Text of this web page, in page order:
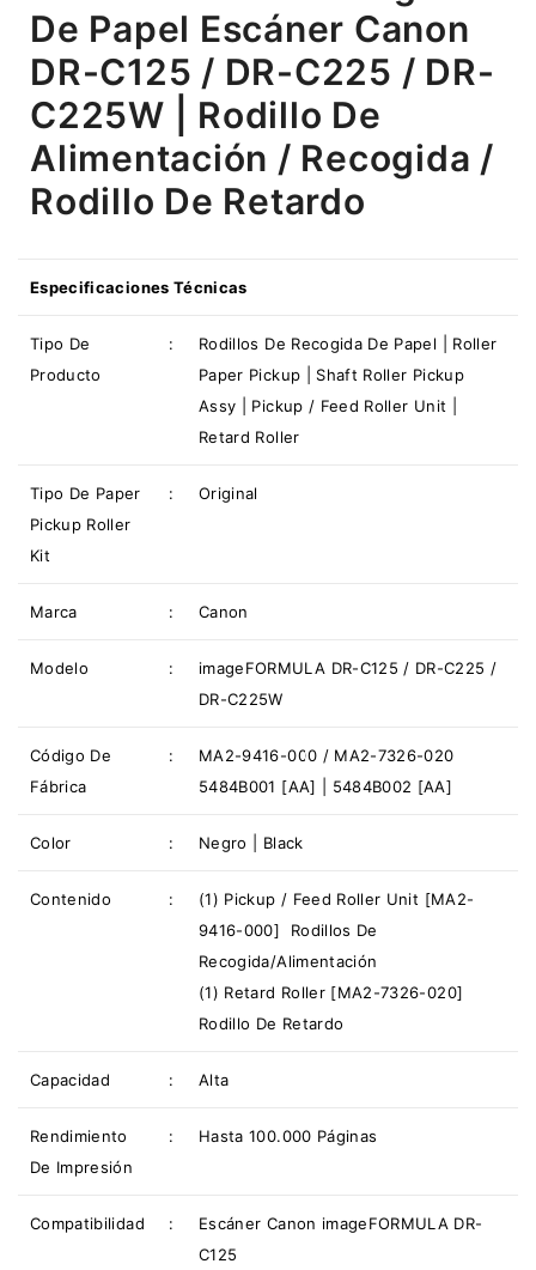
De Papel Escáner Canon
DR-C125 / DR-C225 / DR-
C225W | Rodillo De
Alimentación / Recogida /
Rodillo De Retardo
Especificaciones Técnicas
Tipo De
Producto
:
Rodillos De Recogida De Papel | Roller
Paper Pickup | Shaft Roller Pickup
Assy | Pickup / Feed Roller Unit |
Retard Roller
Tipo De Paper
Pickup Roller
Kit
: Original
Marca : Canon
Modelo :
imageFORMULA DR-C125 / DR-C225 /
DR-C225W
Código De
Fábrica
:
MA2-9416-000 / MA2-7326-020
5484B001 [AA] | 5484B002 [AA]
Color : Negro | Black
Contenido :
(1) Pickup / Feed Roller Unit [MA2-
9416-000] Rodillos De
Recogida/Alimentación
(1) Retard Roller [MA2-7326-020]
Rodillo De Retardo
Capacidad : Alta
Rendimiento
De Impresión
: Hasta 100.000 Páginas
Compatibilidad :
Escáner Canon imageFORMULA DR-
C125